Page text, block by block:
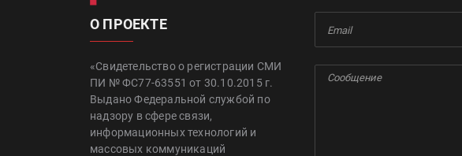
О ПРОЕКТЕ
«Свидетельство о регистрации СМИ
ПИ № ФС77-63551 от 30.10.2015 г.
Выдано Федеральной службой по
надзору в сфере связи,
информационных технологий и
массовых коммуникаций